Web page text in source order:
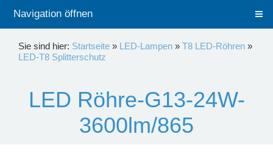
Navigation öffnen
Sie sind hier: Startseite » LED-Lampen » T8 LED-Röhren »
LED-T8 Splitterschutz
LED Röhre-G13-24W-
3600lm/865